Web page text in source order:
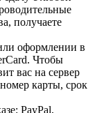
получаете
оформлении в
Чтобы
вас на сервер
карты, срок
PayPal,